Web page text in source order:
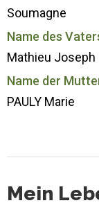
Soumagne
Name des
Mathieu Joseph
Name der
PAULY Marie
Mein